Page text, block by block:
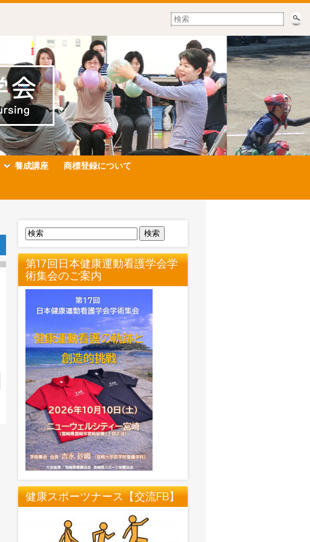
養成講座 商標登録について
検索
第17回日本健康運動看護学会学
術集会のご案内
健康スポーツナース【交流FB】